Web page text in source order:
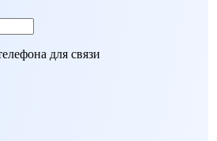
для связи